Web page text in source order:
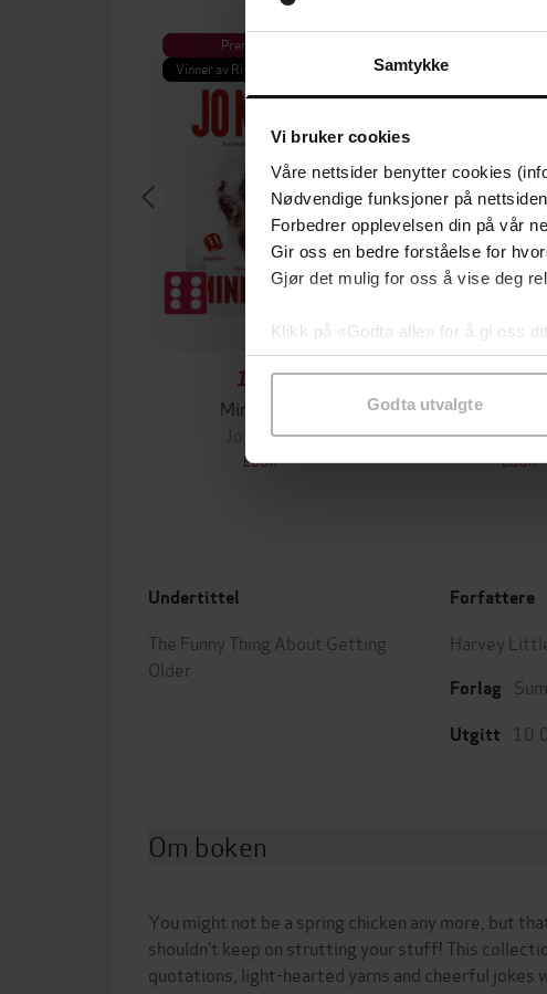
Samtykke
Vi bruker cookies
Våre nettsider benytter cookies
Nødvendige funksjoner på
Forbedrer opplevelsen din på vår
Gir oss en bedre forståelse for
Gjør det mulig for oss å vise deg
Klikk på «Godta alle» for å gi oss
samtykke til spesifikke formål ved
Godta utvalgte
Premium
Vinner av Rivertonprisen
199,-
Minnesota
Jo Nesbø
EBOK
Første gang på tilbud
349,-
Jørn Lier
EBOK
Undertittel
The Funny Thing About Getting
Older
Forfattere
Harvey
Forlag
Utgitt
Om boken
You might not be a spring chicken any more, but
shouldn’t keep on strutting your stuff! This
quotations, light-hearted yarns and cheerful jokes